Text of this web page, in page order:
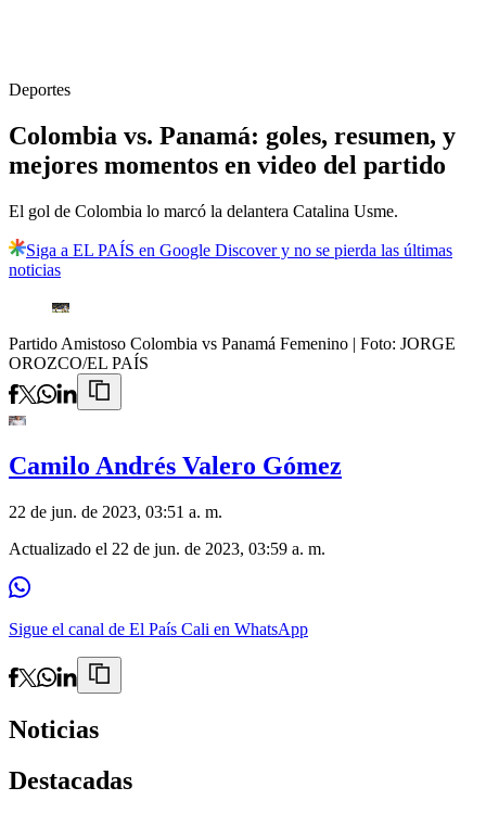
Deportes
Colombia vs. Panamá: goles, resumen, y
mejores momentos en video del partido
El gol de Colombia lo marcó la delantera Catalina Usme.
Siga a EL PAÍS en Google Discover y no se pierda las últimas
noticias
Partido Amistoso Colombia vs Panamá Femenino | Foto: JORGE
OROZCO/EL PAÍS
Camilo Andrés Valero Gómez
22 de jun. de 2023, 03:51 a. m.
Actualizado el 22 de jun. de 2023, 03:59 a. m.
Sigue el canal de El País Cali en WhatsApp
Noticias
Destacadas